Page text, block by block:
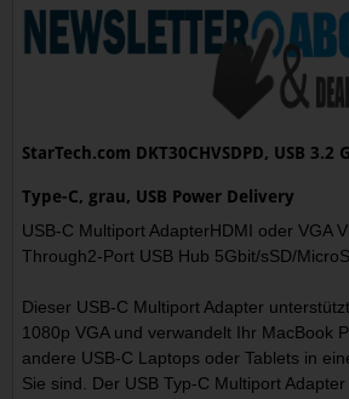
StarTech.com DKT30CHVSDPD, USB 3.2
Type-C, grau, USB Power Delivery
USB-C Multiport AdapterHDMI oder VGA
Through2-Port USB Hub 5Gbit/sSD/
Dieser USB-C Multiport Adapter
1080p VGA und verwandelt Ihr MacBook
andere USB-C Laptops oder Tablets in
Sie sind. Der USB Typ-C Multiport